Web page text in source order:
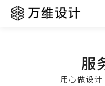
服
用心做设